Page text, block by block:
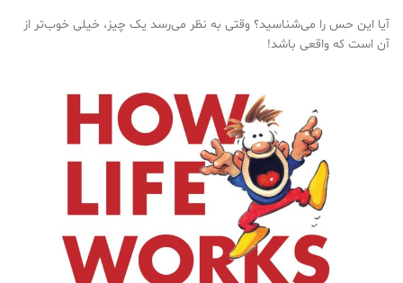
آیا این حس را می‌شناسید؟ وقتی به نظر می‌رسد یک چیز، خیلی خوب‌تر از
آن است که واقعی باشد!